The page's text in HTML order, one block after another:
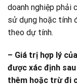
doanh nghiệp phải
sử dụng hoặc tính
theo dự tính.
– Giá trị hợp lý
được xác định
thêm hoặc trừ đi